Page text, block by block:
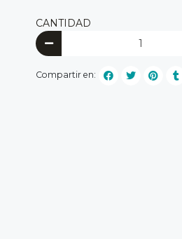
CANTIDAD
Compartir en: